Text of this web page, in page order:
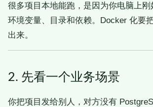
很多项目本地能跑，是因为你电脑上刚
环境变量、目录和依赖。Docker 化要
出来。
2. 先看一个业务场景
你把项目发给别人，对方没有